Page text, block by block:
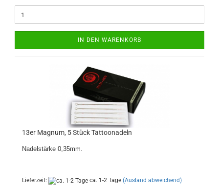
IN DEN WARENKORB
13er Magnum, 5 Stück Tattoonadeln
Nadelstärke 0,35mm.
Lieferzeit: ca. 1-2 Tage (Ausland abweichend)